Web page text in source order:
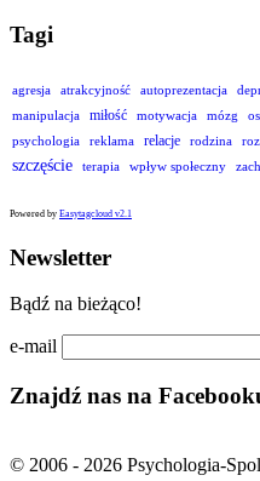
Tagi
agresja atrakcyjność autoprezentacja
manipulacja
miłość motywacja mózg
psychologia
reklama relacje rodzina
szczęście terapia wpływ społeczny
Powered by Easytagcloud v2.1
Newsletter
Bądź na bieżąco!
e-mail
Znajdź nas na
© 2006 - 2026 Psychologia-